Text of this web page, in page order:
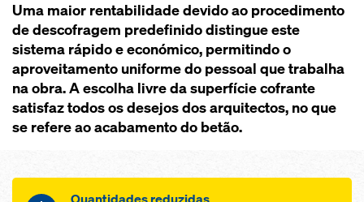
Uma maior rentabilidade devido ao procedimento
de descofragem predefinido distingue este
sistema rápido e económico, permitindo o
aproveitamento uniforme do pessoal que trabalha
na obra. A escolha livre da superfície cofrante
satisfaz todos os desejos dos arquitectos, no que
se refere ao acabamento do betão.